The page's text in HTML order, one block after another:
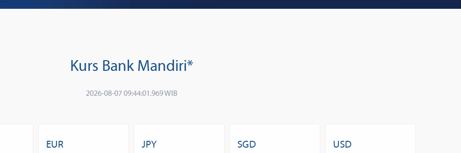
Kurs Bank Mandiri*
2026-08-07 09:44:01.969 WIB
EUR JPY SGD USD